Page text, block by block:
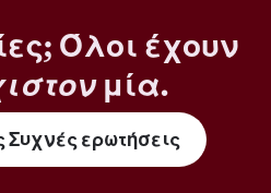
Όλοι έχουν
μία.
Συχνές ερωτήσεις